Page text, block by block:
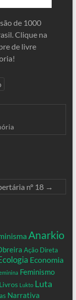
de 1000
Clique na
de livre
nº 18 →
Anarkio
Ação Direta
Economia
Feminismo
Livros Lukto Luta
Narrativa